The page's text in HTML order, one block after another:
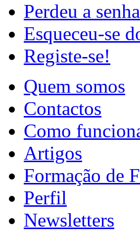
Perdeu a
Esqueceu-se
Registe-se!
Quem somos
Contactos
Como
Artigos
Formação de
Perfil
Newsletters